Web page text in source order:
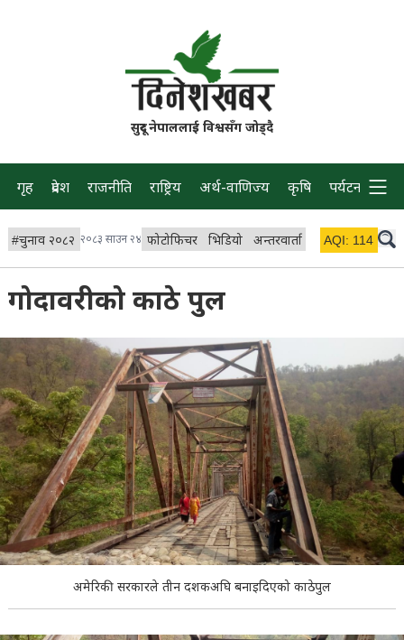
सुदूर नेपाललाई विश्वसँग जोड्दै
गृह प्रदेश राजनीति राष्ट्रिय अर्थ-वाणिज्य कृषि पर्यटन प्रवास
#चुनाव २०८२ २०८३ साउन २४ फोटोफिचर भिडियो अन्तरवार्ता विचार/ब्लग
AQI: 114
गोदावरीको काठे पुल
अमेरिकी सरकारले तीन दशकअघि बनाइदिएको काठेपुल